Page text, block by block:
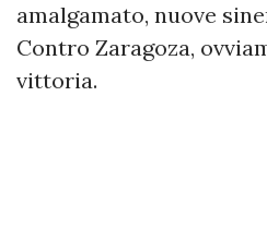
amalgamato, nuove
Contro Zaragoza,
vittoria.